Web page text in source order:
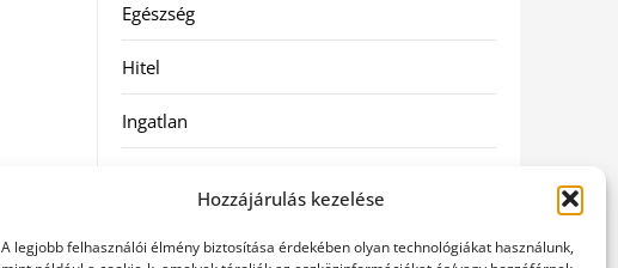
Hozzájárulás kezelése
A legjobb felhasználói élmény biztosítása érdekében olyan technológiákat használunk,
Egészség
Hitel
Ingatlan